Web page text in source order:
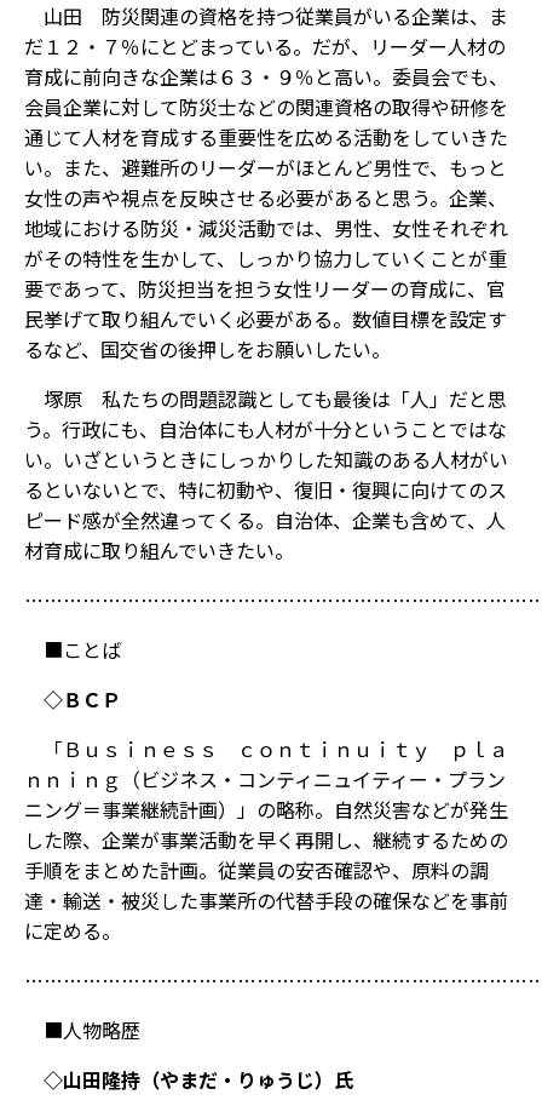
山田 防災関連の資格を持つ従業員がいる企業は、ま
だ１２・７％にとどまっている。だが、リーダー人材の
育成に前向きな企業は６３・９％と高い。委員会でも、
会員企業に対して防災士などの関連資格の取得や研修を
通じて人材を育成する重要性を広める活動をしていきた
い。また、避難所のリーダーがほとんど男性で、もっと
女性の声や視点を反映させる必要があると思う。企業、
地域における防災・減災活動では、男性、女性それぞれ
がその特性を生かして、しっかり協力していくことが重
要であって、防災担当を担う女性リーダーの育成に、官
民挙げて取り組んでいく必要がある。数値目標を設定す
るなど、国交省の後押しをお願いしたい。
塚原 私たちの問題認識としても最後は「人」だと思
う。行政にも、自治体にも人材が十分ということではな
い。いざというときにしっかりした知識のある人材がい
るといないとで、特に初動や、復旧・復興に向けてのス
ピード感が全然違ってくる。自治体、企業も含めて、人
材育成に取り組んでいきたい。
■ことば
◇ＢＣＰ
「Ｂｕｓｉｎｅｓｓ ｃｏｎｔｉｎｕｉｔｙ ｐｌａ
ｎｎｉｎｇ（ビジネス・コンティニュイティー・プラン
ニング＝事業継続計画）」の略称。自然災害などが発生
した際、企業が事業活動を早く再開し、継続するための
手順をまとめた計画。従業員の安否確認や、原料の調
達・輸送・被災した事業所の代替手段の確保などを事前
に定める。
■人物略歴
◇山田隆持（やまだ・りゅうじ）氏